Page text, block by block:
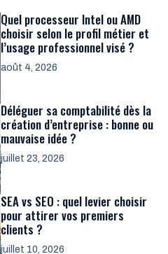
Quel processeur Intel ou AMD
choisir selon le profil métier et
l’usage professionnel visé ?
août 4, 2026
Déléguer sa comptabilité dès la
création d’entreprise : bonne ou
mauvaise idée ?
juillet 23, 2026
SEA vs SEO : quel levier choisir
pour attirer vos premiers
clients ?
juillet 10, 2026